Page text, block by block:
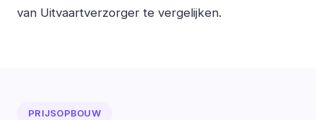
van Uitvaartverzorger te vergelijken.
PRIJSOPBOUW